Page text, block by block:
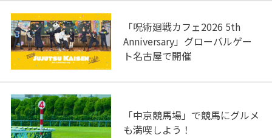
「呪術廻戦カフェ2026 5th
Anniversary」グローバルゲー
ト名古屋で開催
「中京競馬場」で競馬にグルメ
も満喫しよう！